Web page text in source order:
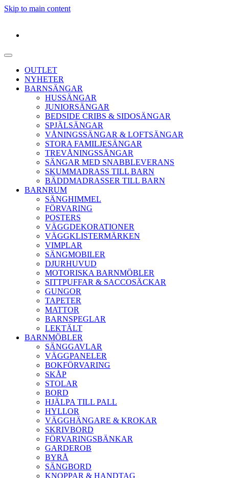
Skip to main content
OUTLET
NYHETER
BARNSÄNGAR
HUSSÄNGAR
JUNIORSÄNGAR
BEDSIDE CRIBS & SIDOSÄNGAR
SPJÄLSÄNGAR
VÅNINGSSÄNGAR & LOFTSÄNGAR
STORA FAMILJESÄNGAR
TREVÅNINGSSÄNGAR
SÄNGAR MED SNABBLEVERANS
SKUMMADRASS TILL BARN
BÄDDMADRASSER TILL BARN
BARNRUM
SÄNGHIMMEL
FÖRVARING
POSTERS
VÄGGDEKORATIONER
VÄGGKLISTERMÄRKEN
VIMPLAR
SÄNGMOBILER
DJURHUVUD
MOTORISKA BARNMÖBLER
SITTPUFFAR & SACCOSÄCKAR
GUNGOR
TAPETER
MATTOR
BARNSPEGLAR
LEKTÄLT
BARNMÖBLER
SÄNGGAVLAR
VÄGGPANELER
BOKFÖRVARING
SKÅP
STOLAR
BORD
HJÄLPA TILL PALL
HYLLOR
VÄGGHÄNGARE & KROKAR
SKRIVBORD
FÖRVARINGSBÄNKAR
GARDEROB
BYRÅ
SÄNGBORD
KNOPPAR & HANDTAG